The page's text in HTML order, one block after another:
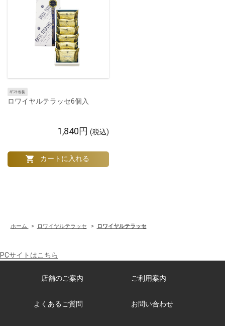
ロワイヤルテラッセ6個入
1,840円 (税込)
ホーム > ロワイヤルテラッセ > ロワイヤルテラッセ
PCサイトはこちら
店舗のご案内 ご利用案内
よくあるご質問 お問い合わせ